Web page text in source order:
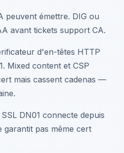
peuvent émettre. DIG ou
avant tickets support CA.
d'en-têtes HTTP
Mixed content et CSP
mais cassent cadenas —
DN01 connecte depuis
pas même cert